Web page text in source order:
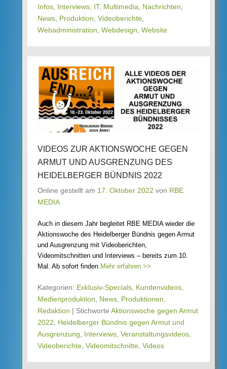
Infos Interviews IT, Multimedia Nachrichten
News Produktion Videoberichte
Webadministration Webdesign Website
VIDEOS ZUR AKTIONSWOCHE GEGEN
ARMUT UND AUSGRENZUNG DES
HEIDELBERGER BÜNDNIS 2022
Online gestellt am 17. Oktober 2022 von RBE
MEDIA
Auch in diesem Jahr begleitet RBE MEDIA wieder die
Aktionswoche des Heidelberger Bündnis gegen Armut
und Ausgrenzung mit Videoberichten,
Videomitschnitten und Interviews – bereits zum 10.
Mal. Ab sofort finden Mehr erfahren >>
Kategorien: Exklusiv-Specials Kundenvideos
Medienproduktion
News Produktionen
Redaktion | Stichworte Aktionswoche gegen Armut
2022
Heidelberger Bündnis gegen Armut und
Ausgrenzung
Interviews Veranstaltungsvideos
Videoberichte Videomitschnitte Videos